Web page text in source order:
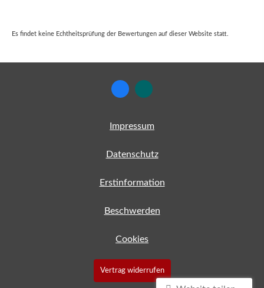
Es findet keine Echtheitsprüfung der Bewertungen auf dieser Website statt.
Impressum
Datenschutz
Erstinformation
Beschwerden
Cookies
Vertrag widerrufen